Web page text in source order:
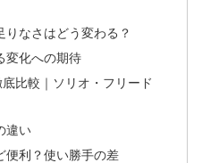
なさはどう変わる？
変化への期待
比較｜ソリオ・フリード
違い
便利？使い勝手の差